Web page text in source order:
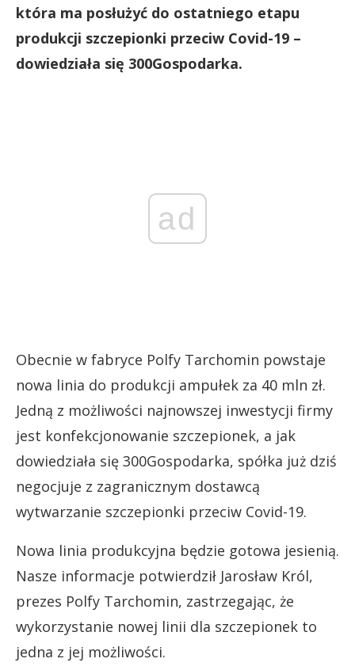
która ma posłużyć do ostatniego etapu
produkcji szczepionki przeciw Covid-19 –
dowiedziała się 300Gospodarka.
ad
Obecnie w fabryce Polfy Tarchomin powstaje
nowa linia do produkcji ampułek za 40 mln zł.
Jedną z możliwości najnowszej inwestycji firmy
jest konfekcjonowanie szczepionek, a jak
dowiedziała się 300Gospodarka, spółka już dziś
negocjuje z zagranicznym dostawcą
wytwarzanie szczepionki przeciw Covid-19.
Nowa linia produkcyjna będzie gotowa jesienią.
Nasze informacje potwierdził Jarosław Król,
prezes Polfy Tarchomin, zastrzegając, że
wykorzystanie nowej linii dla szczepionek to
jedna z jej możliwości.